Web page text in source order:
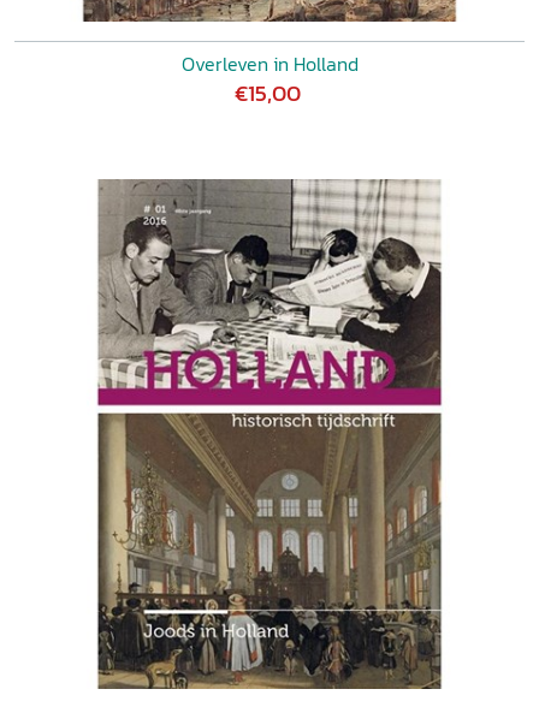
Overleven in Holland
€15,00